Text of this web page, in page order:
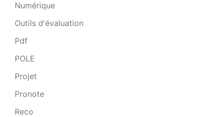
Numérique
Outils d'évaluation
Pdf
POLE
Projet
Pronote
Reco